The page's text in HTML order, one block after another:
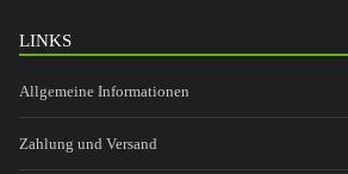
LINKS
Allgemeine Informationen
Zahlung und Versand